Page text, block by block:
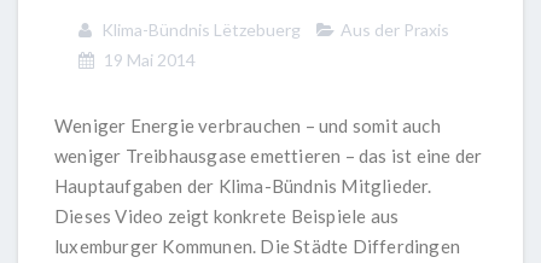
Klima-Bündnis Lëtzebuerg
Aus der Praxis
19 Mai 2014
Weniger Energie verbrauchen – und somit auch
weniger Treibhausgase emettieren – das ist eine der
Hauptaufgaben der Klima-Bündnis Mitglieder.
Dieses Video zeigt konkrete Beispiele aus
luxemburger Kommunen. Die Städte Differdingen